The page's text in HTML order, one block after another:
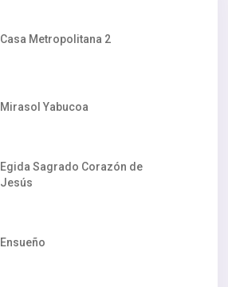
Casa Metropolitana 2
Mirasol Yabucoa
Egida Sagrado Corazón de
Jesús
Ensueño